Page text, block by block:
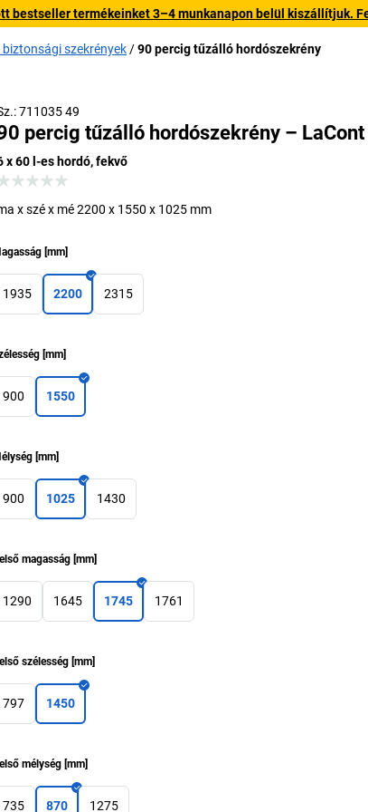
bestseller termékeinket 3–4 munkanapon belül kiszállítjuk.
szekrények 90 percig tűzálló hordószekrény
711035 49
percig tűzálló hordószekrény – LaCont
x 60 l-es hordó, fekvő
x szé x mé 2200 x 1550 x 1025 mm
[mm]
1935 2200 2315
[mm]
900 1550
[mm]
900 1025 1430
magasság [mm]
1290 1645 1745 1761
szélesség [mm]
797 1450
mélység [mm]
735 870 1275